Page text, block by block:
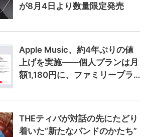
が8月4日より数量限定発売
Apple Music、約4年ぶりの値
上げを実施——個人プランは月
額1,180円に、ファミリープラ
THEティバが対話の先にたどり
着いた“新たなバンドのかたち”